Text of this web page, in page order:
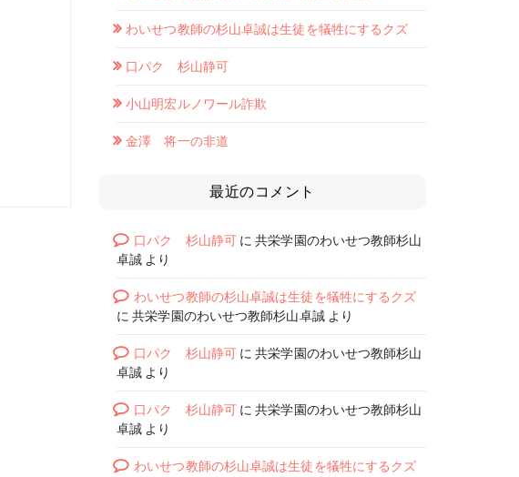
わいせつ教師の杉山卓誠は生徒を犠牲にするクズ
口パク 杉山静可
小山明宏ルノワール詐欺
金澤 将一の非道
最近のコメント
口パク 杉山静可に共栄学園のわいせつ教師杉山
卓誠 より
わいせつ教師の杉山卓誠は生徒を犠牲にするクズ
に共栄学園のわいせつ教師杉山卓誠より
口パク 杉山静可に共栄学園のわいせつ教師杉山
卓誠 より
口パク 杉山静可に共栄学園のわいせつ教師杉山
卓誠 より
わいせつ教師の杉山卓誠は生徒を犠牲にするクズ